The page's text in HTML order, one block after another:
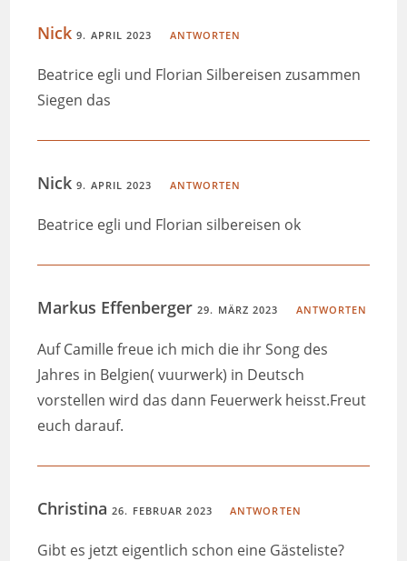
Nick 9. APRIL 2023 ANTWORTEN
Beatrice egli und Florian Silbereisen zusammen
Siegen das
Nick9. APRIL 2023 ANTWORTEN
Beatrice egli und Florian silbereisen ok
Markus Effenberger29. MÄRZ 2023 ANTWORTEN
Auf Camille freue ich mich die ihr Song des
Jahres in Belgien( vuurwerk) in Deutsch
vorstellen wird das dann Feuerwerk heisst.Freut
euch darauf.
Christina26. FEBRUAR 2023 ANTWORTEN
Gibt es jetzt eigentlich schon eine Gästeliste?